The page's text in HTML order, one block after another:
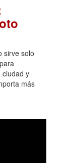
sirve solo
ciudad y
más